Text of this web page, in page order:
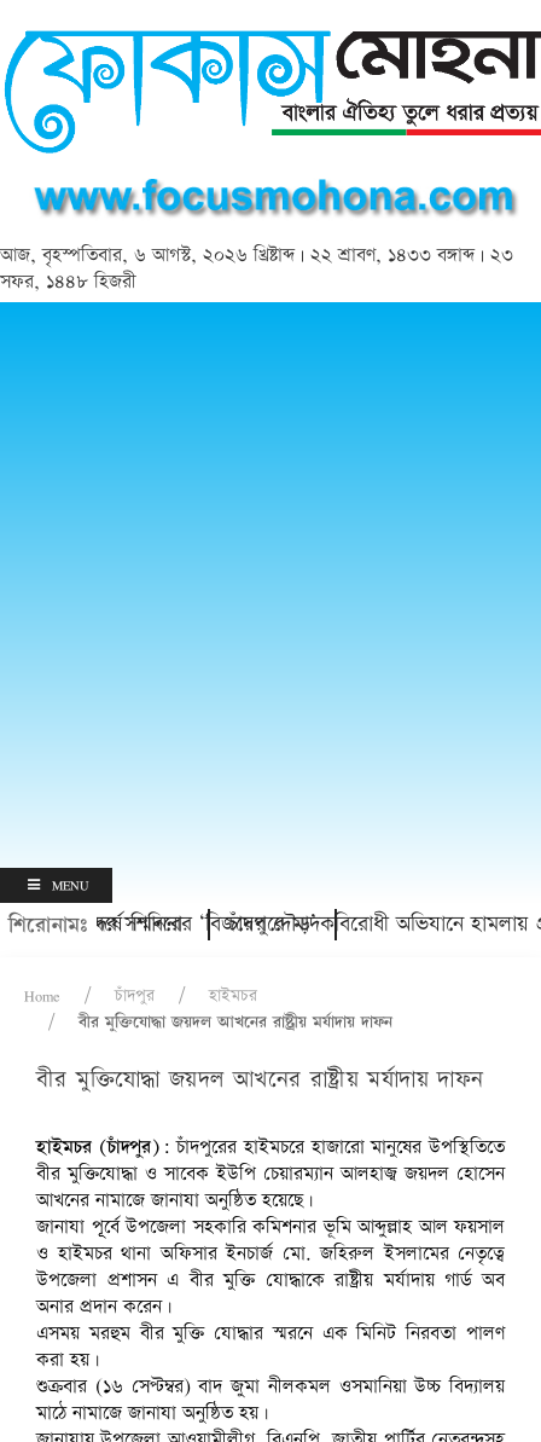
আজ, বৃহস্পতিবার, ৬ আগস্ট, ২০২৬ খ্রিষ্টাব্দ | ২২ শ্রাবণ, ১৪৩৩ বঙ্গাব্দ | ২৩
সফর, ১৪৪৮ হিজরী
MENU
শিরোনামঃ
সম্মাননা চাঁদপুরে মাদকবিরোধী অভিযানে হামলায় প্রবাসীর
বর্ষে শিবিরের ‘বিজয়ের দৌড়’
Home চাঁদপুর
হাইমচর
বীর মুক্তিযোদ্ধা জয়দল আখনের রাষ্ট্রীয় মর্যাদায় দাফন
বীর মুক্তিযোদ্ধা জয়দল আখনের রাষ্ট্রীয় মর্যাদায় দাফন
হাইমচর (চাঁদপুর): চাঁদপুরের হাইমচরে হাজারো মানুষের উপস্থিতিতে
বীর মুক্তিযোদ্ধা ও সাবেক ইউপি চেয়ারম্যান আলহাজ্ব জয়দল হোসেন
আখনের নামাজে জানাযা অনুষ্ঠিত হয়েছে।
জানাযা পূূর্বে উপজেলা সহকারি কমিশনার ভূমি আব্দুল্লাহ আল ফয়সাল
ও হাইমচর থানা অফিসার ইনচার্জ মো. জহিরুল ইসলামের নেতৃত্বে
উপজেলা প্রশাসন এ বীর মুক্তি যোদ্ধাকে রাষ্ট্রীয় মর্যাদায় গার্ড অব
অনার প্রদান করেন।
এসময় মরহুম বীর মুক্তি যোদ্ধার স্মরনে এক মিনিট নিরবতা পালণ
করা হয়।
শুক্রবার (১৬ সেপ্টম্বর) বাদ জুমা নীলকমল ওসমানিয়া উচ্চ বিদ্যালয়
মাঠে নামাজে জানাযা অনুষ্ঠিত হয়।